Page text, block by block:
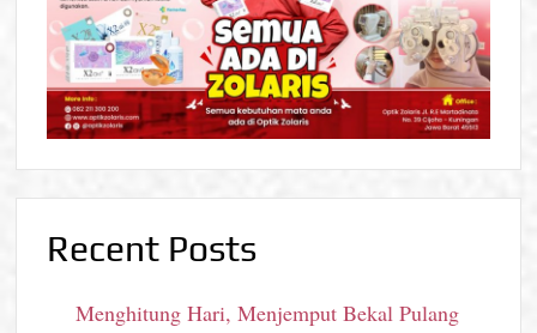
Recent Posts
Menghitung Hari, Menjemput Bekal Pulang